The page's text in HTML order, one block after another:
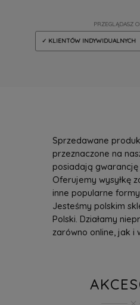
PRZEGLĄDASZ
✓ KLIENTÓW INDYWIDUALNYCH
Sprzedawane
przeznaczone na
posiadają
Oferujemy wysyłkę
inne popularne
Jesteśmy polskim
Polski. Działamy
zarówno online, jak i